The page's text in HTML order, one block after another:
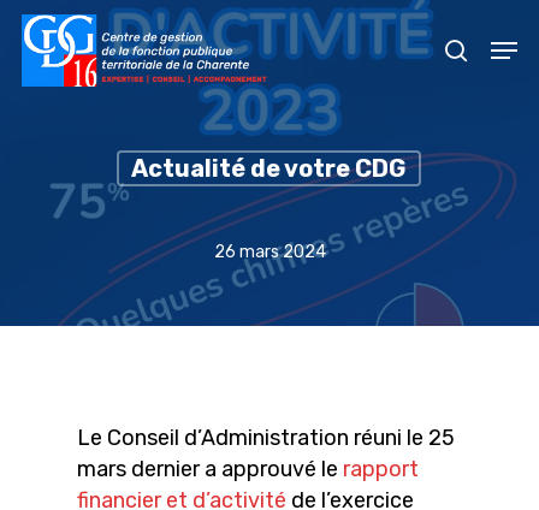
Skip
Actualité de votre CDG
26 mars 2024
Le Conseil d’Administration réuni le 25
mars dernier a approuvé le rapport
financier et d’activité de l’exercice